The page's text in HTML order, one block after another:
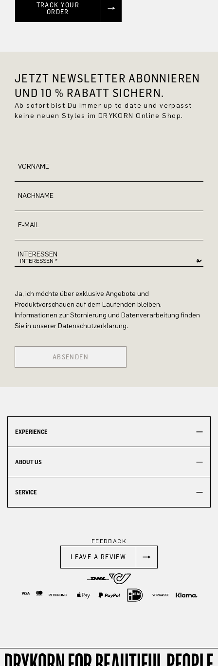
TRACK YOUR
ORDER
JETZT NEWSLETTER ABONNIEREN
UND 10 % RABATT SICHERN.
Ab sofort bist Du immer up to date und verpasst
keine neuen Styles im DRYKORN Online Shop.
VORNAME
NACHNAME
E-MAIL
INTERESSEN
Ja, ich möchte über exklusive Angebote und
Produktvorschauen auf dem Laufenden bleiben.
Informationen zur Stornierung und Datenverarbeitung finden
Sie in unserer Datenschutzerklärung.
ABSENDEN
EXPERIENCE
ABOUT US
SERVICE
FEEDBACK
LEAVE A REVIEW